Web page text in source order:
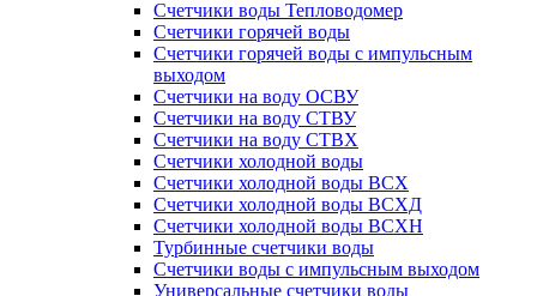
Счетчики воды Тепловодомер
Счетчики горячей воды
Счетчики горячей воды с импульсным
выходом
Счетчики на воду ОСВУ
Счетчики на воду СТВУ
Счетчики на воду СТВХ
Счетчики холодной воды
Счетчики холодной воды ВСХ
Счетчики холодной воды ВСХД
Счетчики холодной воды ВСХН
Турбинные счетчики воды
Счетчики воды с импульсным выходом
Универсальные счетчики воды